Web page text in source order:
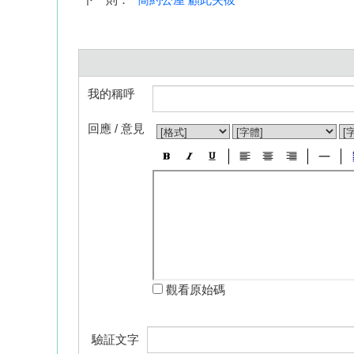
我的稱呼
回應 / 意見
觀看原始碼
驗証文字